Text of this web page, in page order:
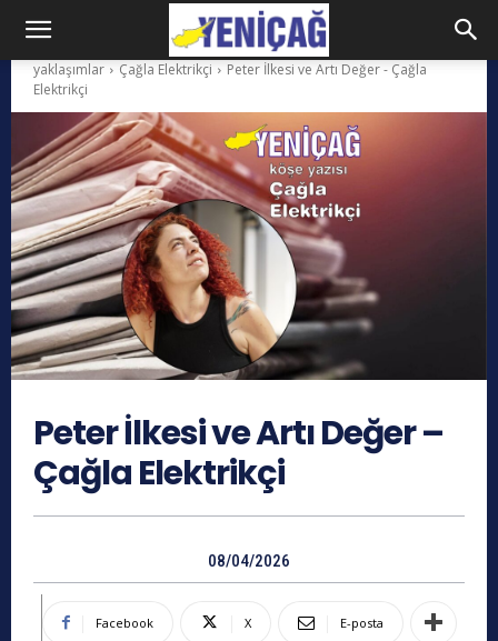
yaklaşımlar Çağla Elektrikçi
Peter İlkesi ve Artı Değer - Çağla
Elektrikçi
Peter İlkesi ve Artı Değer –
Çağla Elektrikçi
08/04/2026
Facebook X E-posta